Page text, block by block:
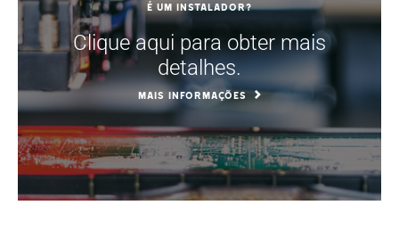
É um instalador?
Clique aqui para obter mais
detalhes.
MAIS INFORMAÇÕES